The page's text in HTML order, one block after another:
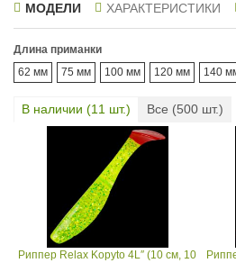
МОДЕЛИ ХАРАКТЕРИСТИКИ
Длина приманки
62 мм
75 мм 100 мм 120 мм 140
В наличии (11 шт.) Все (500 шт.)
Риппер Relax Kopyto 4L″ (10 см, 10